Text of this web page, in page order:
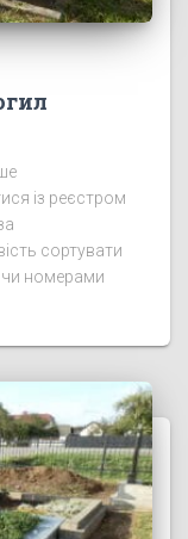
із реєстром
сортувати
номерами